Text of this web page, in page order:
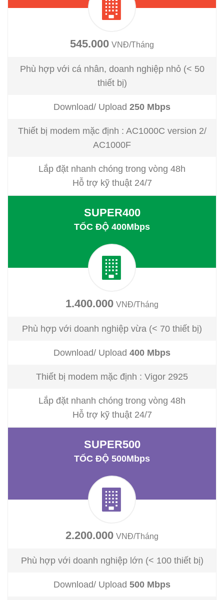
545.000 VNĐ/Tháng
Phù hợp với cá nhân, doanh nghiệp nhỏ (< 50
thiết bị)
Download/ Upload 250 Mbps
Thiết bị modem mặc định : AC1000C version 2/
AC1000F
Lắp đặt nhanh chóng trong vòng 48h
Hỗ trợ kỹ thuật 24/7
SUPER400
TỐC ĐỘ 400Mbps
1.400.000 VNĐ/Tháng
Phù hợp với doanh nghiệp vừa (< 70 thiết bị)
Download/ Upload 400 Mbps
Thiết bị modem mặc định : Vigor 2925
Lắp đặt nhanh chóng trong vòng 48h
Hỗ trợ kỹ thuật 24/7
SUPER500
TỐC ĐỘ 500Mbps
2.200.000 VNĐ/Tháng
Phù hợp với doanh nghiệp lớn (< 100 thiết bị)
Download/ Upload 500 Mbps